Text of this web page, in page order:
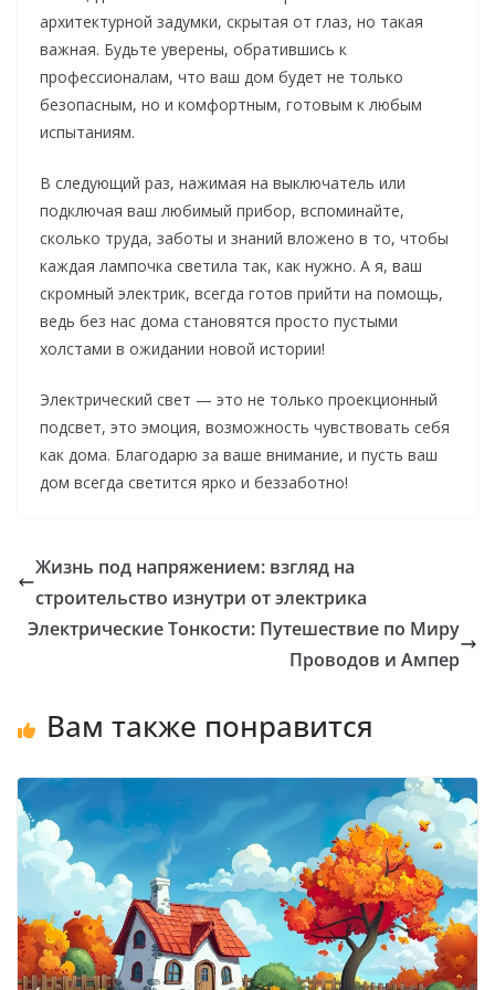
архитектурной задумки, скрытая от глаз, но такая
важная. Будьте уверены, обратившись к
профессионалам, что ваш дом будет не только
безопасным, но и комфортным, готовым к любым
испытаниям.
В следующий раз, нажимая на выключатель или
подключая ваш любимый прибор, вспоминайте,
сколько труда, заботы и знаний вложено в то, чтобы
каждая лампочка светила так, как нужно. А я, ваш
скромный электрик, всегда готов прийти на помощь,
ведь без нас дома становятся просто пустыми
холстами в ожидании новой истории!
Электрический свет — это не только проекционный
подсвет, это эмоция, возможность чувствовать себя
как дома. Благодарю за ваше внимание, и пусть ваш
дом всегда светится ярко и беззаботно!
Жизнь под напряжением: взгляд на
строительство изнутри от электрика
Электрические Тонкости: Путешествие по Миру
Проводов и Ампер
Вам также понравится